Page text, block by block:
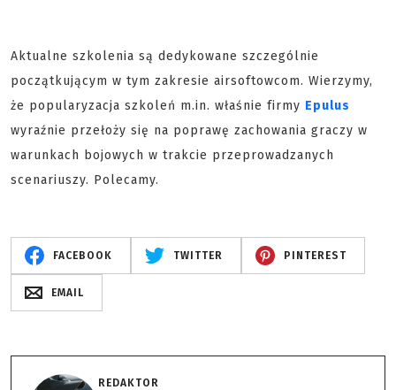
Aktualne szkolenia są dedykowane szczególnie
początkującym w tym zakresie airsoftowcom. Wierzymy,
że popularyzacja szkoleń m.in. właśnie firmy Epulus
wyraźnie przełoży się na poprawę zachowania graczy w
warunkach bojowych w trakcie przeprowadzanych
scenariuszy. Polecamy.
FACEBOOK TWITTER PINTEREST
EMAIL
REDAKTOR